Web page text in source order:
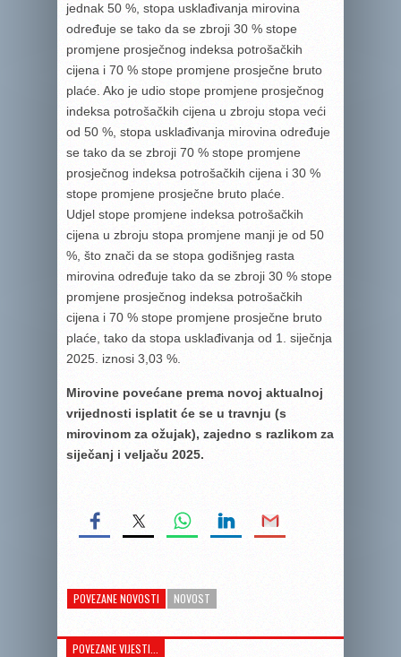
jednak 50 %, stopa usklađivanja mirovina
određuje se tako da se zbroji 30 % stope
promjene prosječnog indeksa potrošačkih
cijena i 70 % stope promjene prosječne bruto
plaće. Ako je udio stope promjene prosječnog
indeksa potrošačkih cijena u zbroju stopa veći
od 50 %, stopa usklađivanja mirovina određuje
se tako da se zbroji 70 % stope promjene
prosječnog indeksa potrošačkih cijena i 30 %
stope promjene prosječne bruto plaće.
Udjel stope promjene indeksa potrošačkih
cijena u zbroju stopa promjene manji je od 50
%, što znači da se stopa godišnjeg rasta
mirovina određuje tako da se zbroji 30 % stope
promjene prosječnog indeksa potrošačkih
cijena i 70 % stope promjene prosječne bruto
plaće, tako da stopa usklađivanja od 1. siječnja
2025. iznosi 3,03 %.
Mirovine povećane prema novoj aktualnoj
vrijednosti isplatit će se u travnju (s
mirovinom za ožujak), zajedno s razlikom za
siječanj i veljaču 2025.
POVEZANE NOVOSTI NOVOST
POVEZANE VIJESTI...